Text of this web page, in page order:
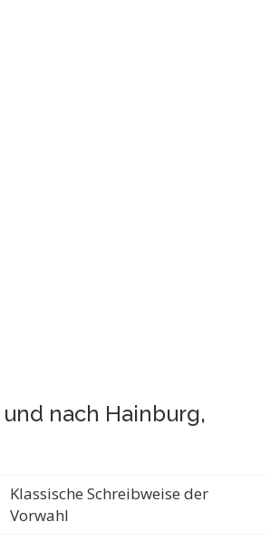
nach Hainburg,
Klassische Schreibweise der
Vorwahl